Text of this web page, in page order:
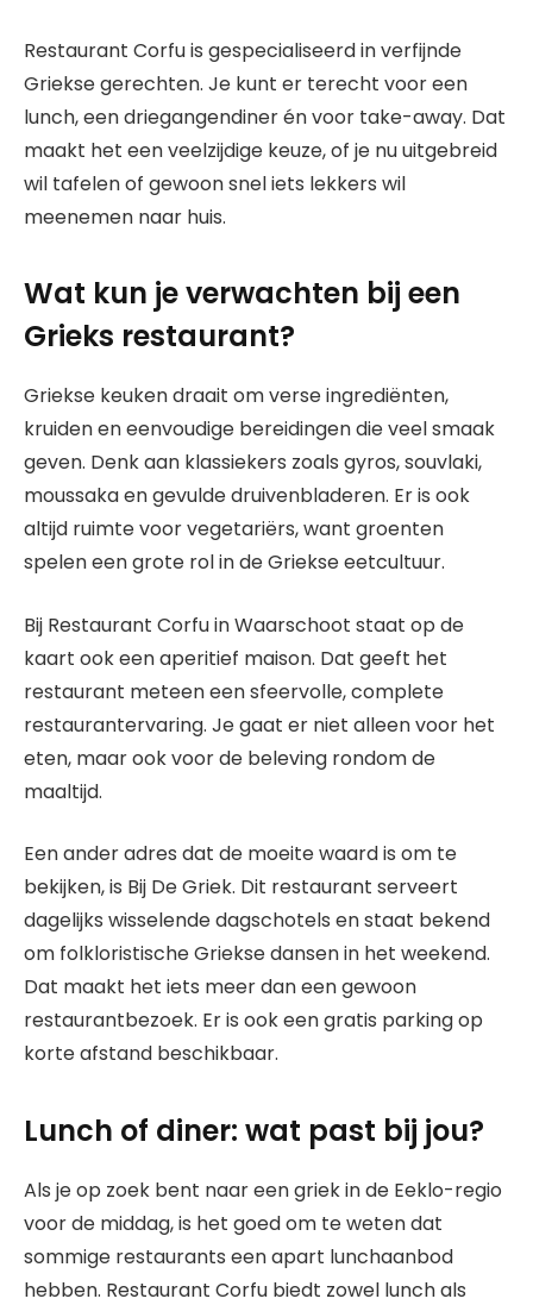
Restaurant Corfu is gespecialiseerd in verfijnde
Griekse gerechten. Je kunt er terecht voor een
lunch, een driegangendiner én voor take-away. Dat
maakt het een veelzijdige keuze, of je nu uitgebreid
wil tafelen of gewoon snel iets lekkers wil
meenemen naar huis.
Wat kun je verwachten bij een
Grieks restaurant?
Griekse keuken draait om verse ingrediënten,
kruiden en eenvoudige bereidingen die veel smaak
geven. Denk aan klassiekers zoals gyros, souvlaki,
moussaka en gevulde druivenbladeren. Er is ook
altijd ruimte voor vegetariërs, want groenten
spelen een grote rol in de Griekse eetcultuur.
Bij Restaurant Corfu in Waarschoot staat op de
kaart ook een aperitief maison. Dat geeft het
restaurant meteen een sfeervolle, complete
restaurantervaring. Je gaat er niet alleen voor het
eten, maar ook voor de beleving rondom de
maaltijd.
Een ander adres dat de moeite waard is om te
bekijken, is Bij De Griek. Dit restaurant serveert
dagelijks wisselende dagschotels en staat bekend
om folkloristische Griekse dansen in het weekend.
Dat maakt het iets meer dan een gewoon
restaurantbezoek. Er is ook een gratis parking op
korte afstand beschikbaar.
Lunch of diner: wat past bij jou?
Als je op zoek bent naar een griek in de Eeklo-regio
voor de middag, is het goed om te weten dat
sommige restaurants een apart lunchaanbod
hebben. Restaurant Corfu biedt zowel lunch als